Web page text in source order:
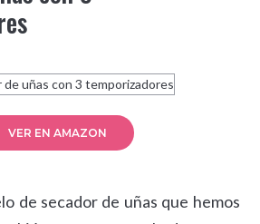
VER EN AMAZON
de secador de uñas que hemos